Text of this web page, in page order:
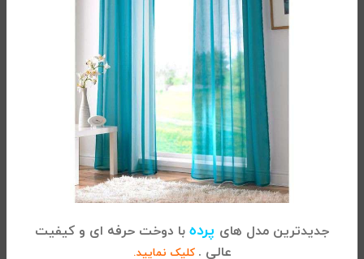
جدیدترین مدل های پرده با دوخت حرفه ای و کیفیت
عالی . کلیک نمایید.
روتختی یک نفره بچه گانه فلش
9.600.000
تومان
سرویس لحاف سگ های نگهبان 2
9.600.000 تومان